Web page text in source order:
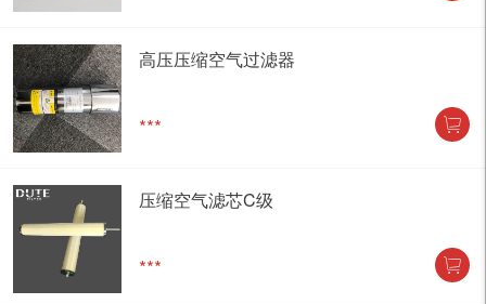
高压压缩空气过滤器
***
压缩空气滤芯C级
***